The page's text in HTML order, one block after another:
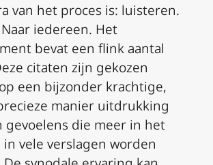
van het proces is: luisteren.
Naar iedereen. Het
bevat een flink aantal
citaten zijn gekozen
een bijzonder krachtige,
manier uitdrukking
gevoelens die meer in het
vele verslagen worden